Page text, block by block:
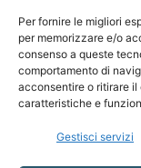
Per fornire le migliori
per memorizzare e/o
consenso a queste
comportamento di
acconsentire o ritirare
caratteristiche e
Gestisci servizi